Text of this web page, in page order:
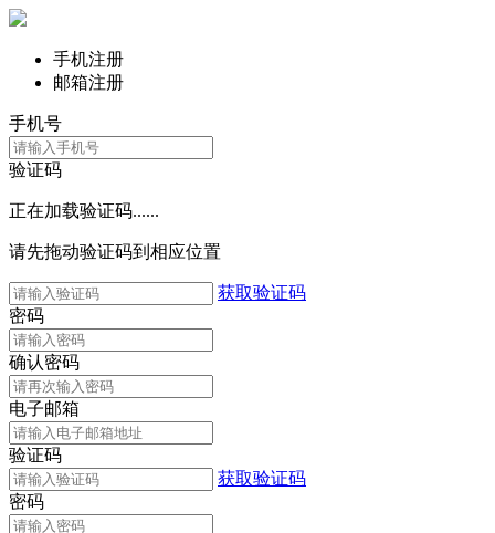
手机注册
邮箱注册
手机号
验证码
正在加载验证码......
请先拖动验证码到相应位置
获取验证码
密码
确认密码
电子邮箱
验证码
获取验证码
密码